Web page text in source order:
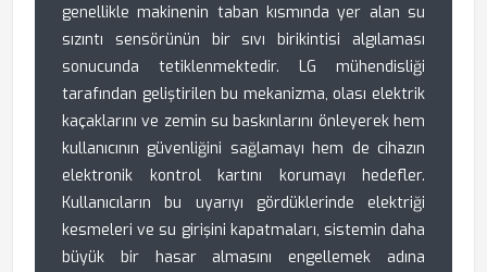
genellikle makinenin taban kısmında yer alan su
sızıntı sensörünün bir sıvı birikintisi algılaması
sonucunda tetiklenmektedir. LG mühendisliği
tarafından geliştirilen bu mekanizma, olası elektrik
kaçaklarını ve zemin su baskınlarını önleyerek hem
kullanıcının güvenliğini sağlamayı hem de cihazın
elektronik kontrol kartını korumayı hedefler.
Kullanıcıların bu uyarıyı gördüklerinde elektriği
kesmeleri ve su girişini kapatmaları, sistemin daha
büyük bir hasar almasını engellemek adına